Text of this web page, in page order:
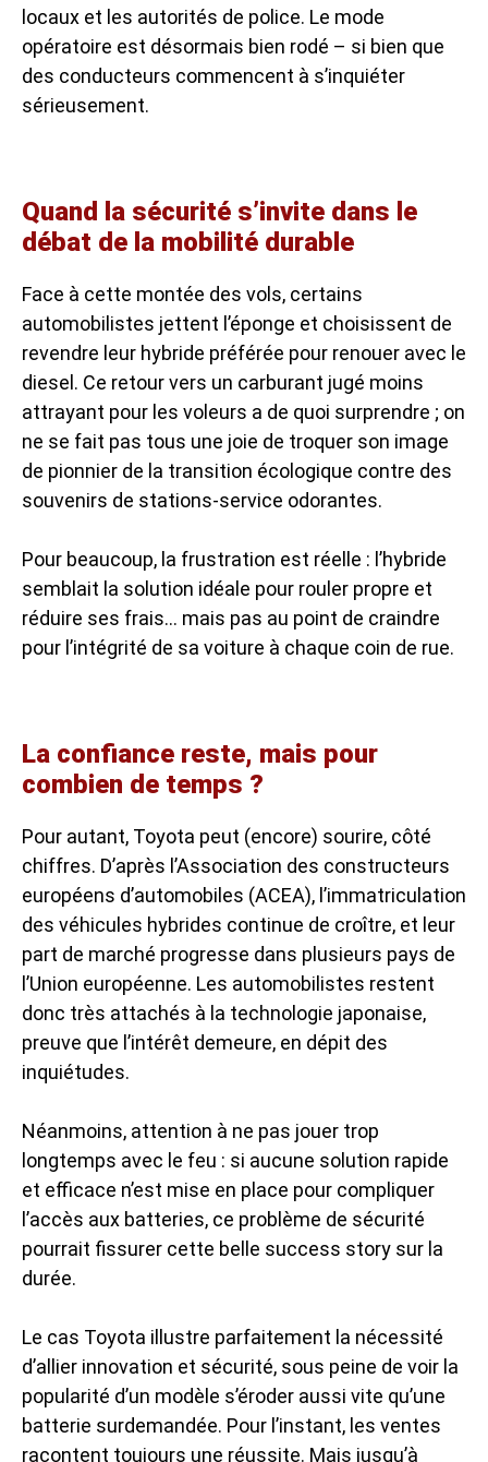
locaux et les autorités de police. Le mode
opératoire est désormais bien rodé – si bien que
des conducteurs commencent à s’inquiéter
sérieusement.
Quand la sécurité s’invite dans le
débat de la mobilité durable
Face à cette montée des vols, certains
automobilistes jettent l’éponge et choisissent de
revendre leur hybride préférée pour renouer avec le
diesel. Ce retour vers un carburant jugé moins
attrayant pour les voleurs a de quoi surprendre ; on
ne se fait pas tous une joie de troquer son image
de pionnier de la transition écologique contre des
souvenirs de stations-service odorantes.
Pour beaucoup, la frustration est réelle : l’hybride
semblait la solution idéale pour rouler propre et
réduire ses frais… mais pas au point de craindre
pour l’intégrité de sa voiture à chaque coin de rue.
La confiance reste, mais pour
combien de temps ?
Pour autant, Toyota peut (encore) sourire, côté
chiffres. D’après l’Association des constructeurs
européens d’automobiles (ACEA), l’immatriculation
des véhicules hybrides continue de croître, et leur
part de marché progresse dans plusieurs pays de
l’Union européenne. Les automobilistes restent
donc très attachés à la technologie japonaise,
preuve que l’intérêt demeure, en dépit des
inquiétudes.
Néanmoins, attention à ne pas jouer trop
longtemps avec le feu : si aucune solution rapide
et efficace n’est mise en place pour compliquer
l’accès aux batteries, ce problème de sécurité
pourrait fissurer cette belle success story sur la
durée.
Le cas Toyota illustre parfaitement la nécessité
d’allier innovation et sécurité, sous peine de voir la
popularité d’un modèle s’éroder aussi vite qu’une
batterie surdemandée. Pour l’instant, les ventes
racontent toujours une réussite. Mais jusqu’à